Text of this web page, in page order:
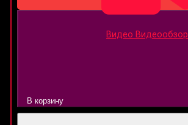
Видео Видеообзор
В корзину